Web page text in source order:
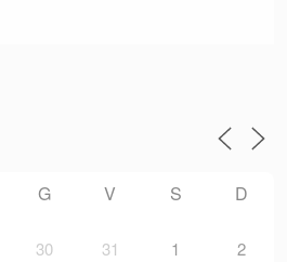
G V S D
30 31 1 2